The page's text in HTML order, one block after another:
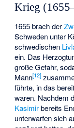
Krieg
1655 brach der
Schweden unter
schwedischen
ein. Das
große Gefahr,
Mann[12]
führte, in das
waren. Nachdem
Kasimirbereits
unterwarfen sich